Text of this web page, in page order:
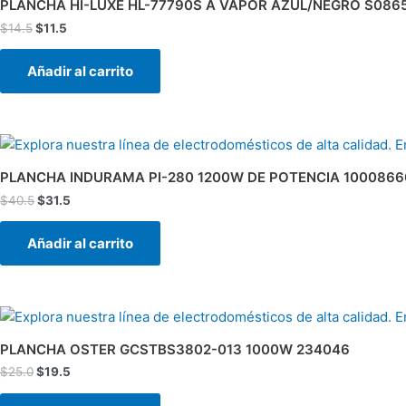
PLANCHA HI-LUXE HL-77790S A VAPOR AZUL/NEGRO
$14.5
era:
$14.5.
$11.5
es:
Añadir al carrito
PLANCHA INDURAMA PI-280 1200W DE POTENCIA
$40.5
El
original
era:
$40.5.
$31.5
El
actual
es:
Añadir al carrito
PLANCHA OSTER GCSTBS3802-013 1000W 234046
$25.0
El
original
era:
$25.0.
$19.5
El
actual
es: